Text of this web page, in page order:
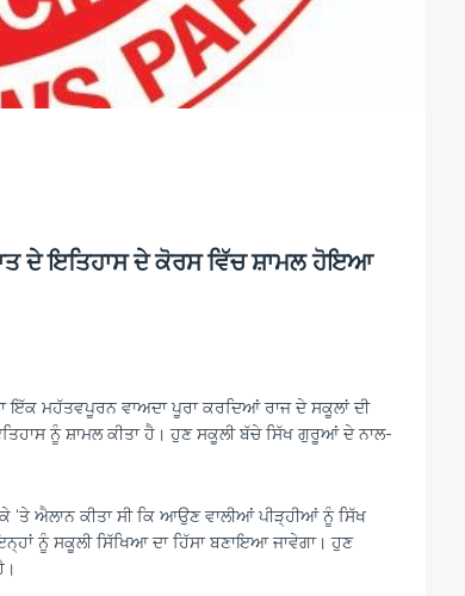
ਦੇ ਇਤਿਹਾਸ ਦੇ ਕੋਰਸ ਵਿੱਚ ਸ਼ਾਮਲ ਹੋਇਆ
ਇੱਕ ਮਹੱਤਵਪੂਰਨ ਵਾਅਦਾ ਪੂਰਾ ਕਰਦਿਆਂ ਰਾਜ ਦੇ ਸਕੂਲਾਂ ਦੀ
ਨੂੰ ਸ਼ਾਮਲ ਕੀਤਾ ਹੈ। ਹੁਣ ਸਕੂਲੀ ਬੱਚੇ ਸਿੱਖ ਗੁਰੂਆਂ ਦੇ ਨਾਲ-
‘ਤੇ ਐਲਾਨ ਕੀਤਾ ਸੀ ਕਿ ਆਉਣ ਵਾਲੀਆਂ ਪੀੜ੍ਹੀਆਂ ਨੂੰ ਸਿੱਖ
ਨੂੰ ਸਕੂਲੀ ਸਿੱਖਿਆ ਦਾ ਹਿੱਸਾ ਬਣਾਇਆ ਜਾਵੇਗਾ। ਹੁਣ